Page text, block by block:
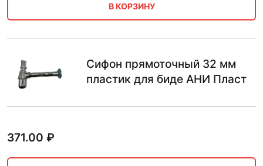
В КОРЗИНУ
Сифон прямоточный 32 мм
пластик для биде АНИ Пласт
371.00 ₽